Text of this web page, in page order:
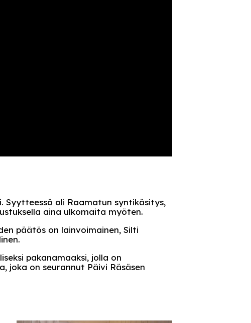
Syytteessä oli Raamatun syntikäsitys,
aina ulkomaita myöten.
päätös on lainvoimainen, Silti
pakanamaaksi, jolla on
joka on seurannut Päivi Räsäsen